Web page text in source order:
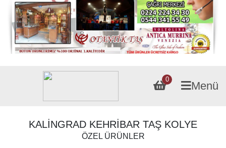
0
Menü
KALİNGRAD KEHRİBAR TAŞ KOLYE
ÖZEL ÜRÜNLER